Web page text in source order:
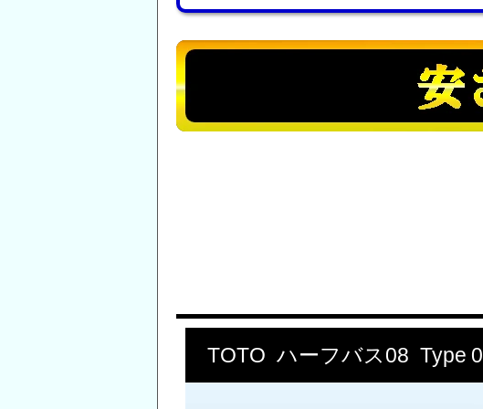
TOTO ハーフバス08 Type 0